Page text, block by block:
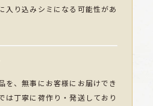
入り込みシミになる可能性があ
を、無事にお客様にお届けでき
は丁寧に荷作り・発送しており